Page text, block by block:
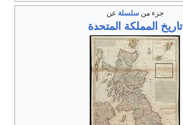
جزء منسلسلة عن
تاريخ المملكة المتحدة